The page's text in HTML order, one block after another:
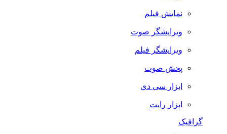
نمایش فیلم
ویرایشگر صوت
ویرایشگر فیلم
پخش صوت
ابزار سی دی
ابزار رایت
گرافیک